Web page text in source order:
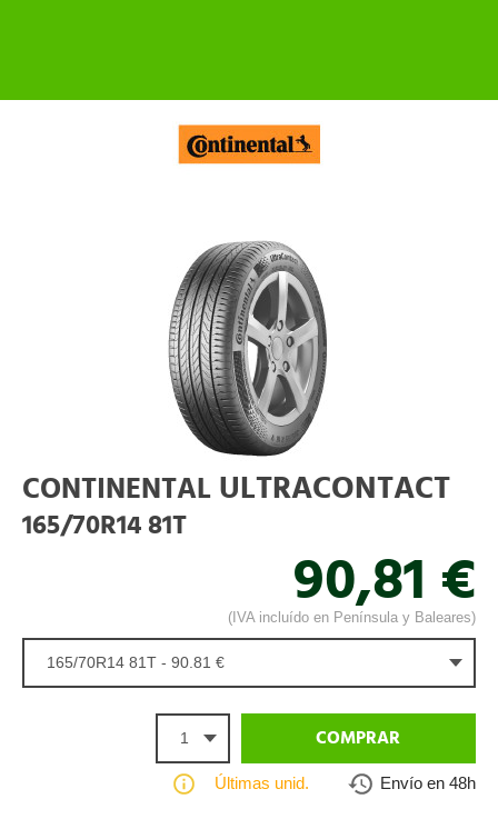
CONTINENTAL ULTRACONTACT
165/70R14 81T
90,81 €
(IVA incluído en Península y Baleares)
165/70R14 81T - 90.81 €
1 COMPRAR
Últimas unid. Envío en 48h